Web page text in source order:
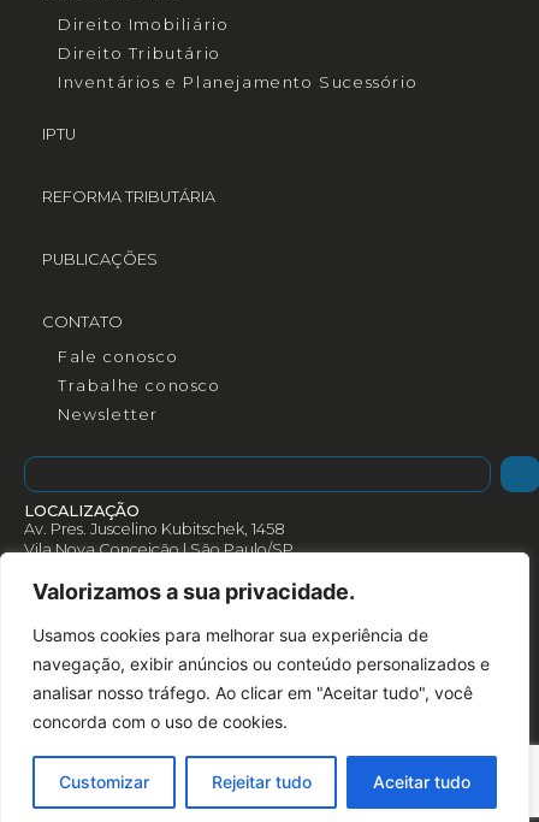
Valorizamos a sua privacidade.
Usamos cookies para melhorar sua experiência de
navegação, exibir anúncios ou conteúdo personalizados e
analisar nosso tráfego. Ao clicar em "Aceitar tudo", você
concorda com o uso de cookies.
Customizar Rejeitar tudo Aceitar tudo
Direito Imobiliário
Direito Tributário
Inventários e Planejamento Sucessório
IPTU
REFORMA TRIBUTÁRIA
PUBLICAÇÕES
CONTATO
Fale conosco
Trabalhe conosco
Newsletter
LOCALIZAÇÃO
Av. Pres. Juscelino Kubitschek, 1458
Vila Nova Conceição | São Paulo/SP
Como chegar
Rotas
(+55) 11 3078 3055